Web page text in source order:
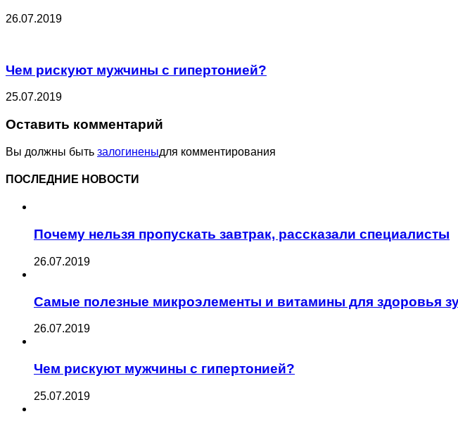
26.07.2019
Чем рискуют мужчины с гипертонией?
25.07.2019
Оставить комментарий
Вы должны быть залогиненыдля комментирования
ПОСЛЕДНИЕ НОВОСТИ
Почему нельзя пропускать завтрак, рассказали специалисты
26.07.2019
Самые полезные микроэлементы и витамины для здоровья
26.07.2019
Чем рискуют мужчины с гипертонией?
25.07.2019